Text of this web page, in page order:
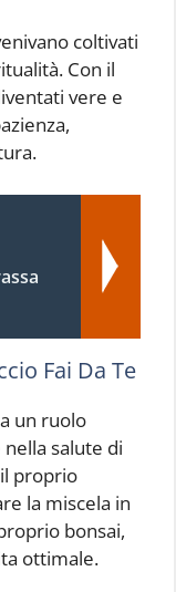
coltivati
Con il
vere e
Fai Da Te
un ruolo
salute di
proprio
la miscela in
bonsai,
ottimale.